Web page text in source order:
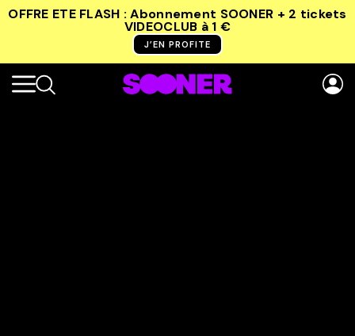
OFFRE ETE FLASH : Abonnement SOONER + 2 tickets
VIDEOCLUB à 1 €
J’EN PROFITE